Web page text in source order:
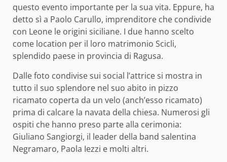
questo evento importante per la sua vita. Eppure, ha
detto sì a Paolo Carullo, imprenditore che condivide
con Leone le origini siciliane. I due hanno scelto
come location per il loro matrimonio Scicli,
splendido paese in provincia di Ragusa.
Dalle foto condivise sui social l’attrice si mostra in
tutto il suo splendore nel suo abito in pizzo
ricamato coperta da un velo (anch’esso ricamato)
prima di calcare la navata della chiesa. Numerosi gli
ospiti che hanno preso parte alla cerimonia:
Giuliano Sangiorgi, il leader della band salentina
Negramaro, Paola Iezzi e molti altri.